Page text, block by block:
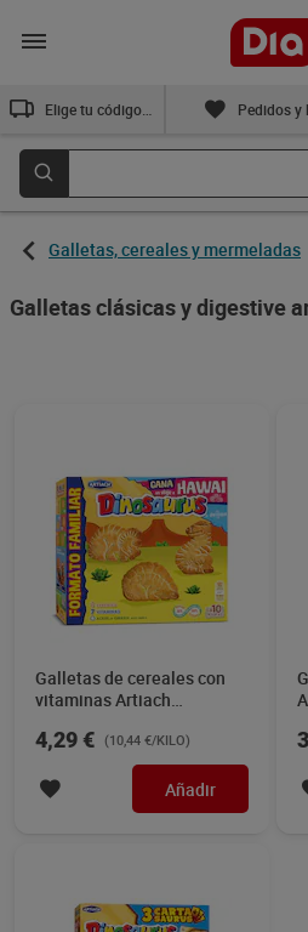
Pedidos y
Galletas, cereales y mermeladas
Galletas clásicas y digestive
Galletas de cereales con
vitaminas Artiach
4,29 € (10,44 €/KILO)
Añadir